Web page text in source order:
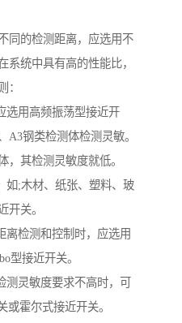
同的检测距离，应选用不
系统中具有高的性能比，
：
选用高频振荡型接近开
A3钢类检测体检测灵敏。
，其检测灵敏度就低。
如;木材、纸张、塑料、玻
开关。
离检测和控制时，应选用
型接近开关。
灵敏度要求不高时，可
或霍尔式接近开关。